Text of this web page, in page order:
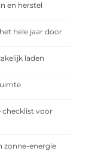
en herstel
hele jaar door
laden
checklist voor
zonne-energie